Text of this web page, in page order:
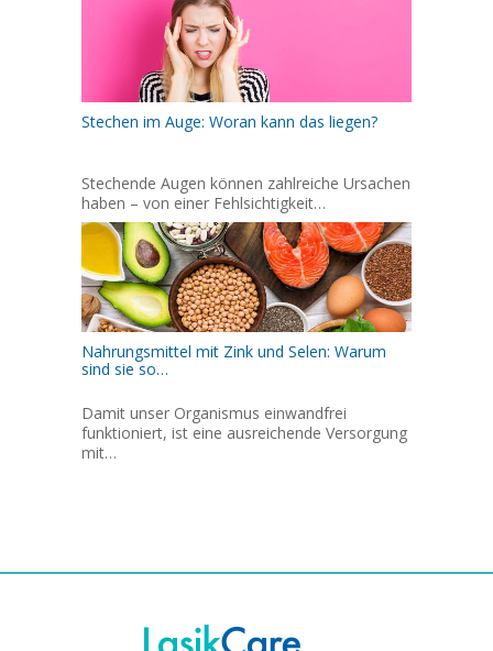
Stechen im Auge: Woran kann das liegen?
Stechende Augen können zahlreiche Ursachen
haben – von einer Fehlsichtigkeit…
Nahrungsmittel mit Zink und Selen: Warum
sind sie so…
Damit unser Organismus einwandfrei
funktioniert, ist eine ausreichende Versorgung
mit…